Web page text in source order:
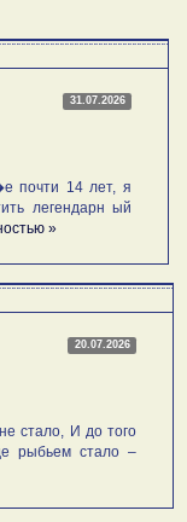
31.07.2026
почти 14 лет, я
легендарн ый
»
20.07.2026
стало, И до того
рыбьем стало –